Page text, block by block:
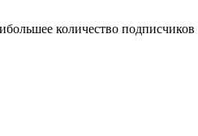
количество подписчиков